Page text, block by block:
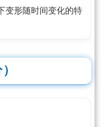
变形随时间变化的特